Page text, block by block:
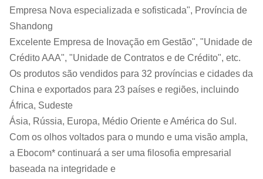
Empresa Nova especializada e sofisticada", Província de
Shandong
Excelente Empresa de Inovação em Gestão", "Unidade de
Crédito AAA", "Unidade de Contratos e de Crédito", etc.
Os produtos são vendidos para 32 províncias e cidades da
China e exportados para 23 países e regiões, incluindo
África, Sudeste
Ásia, Rússia, Europa, Médio Oriente e América do Sul.
Com os olhos voltados para o mundo e uma visão ampla,
a Ebocom* continuará a ser uma filosofia empresarial
baseada na integridade e